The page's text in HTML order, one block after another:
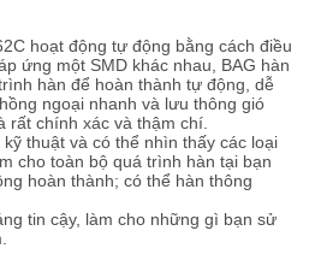
hoạt động tự động bằng cách điều
ứng một SMD khác nhau, BAG hàn
hàn để hoàn thành tự động, dễ
ngoại nhanh và lưu thông gió
rất chính xác và thậm chí.
thuật và có thể nhìn thấy các loại
cho toàn bộ quá trình hàn tại bạn
hoàn thành; có thể hàn thông
tin cậy, làm cho những gì bạn sử